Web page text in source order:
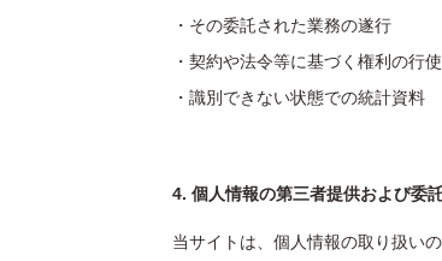
・その委託された業務の遂行
・契約や法令等に基づく権利の行
・識別できない状態での統計資料
4. 個人情報の第三者提供および委
当サイトは、個人情報の取り扱い